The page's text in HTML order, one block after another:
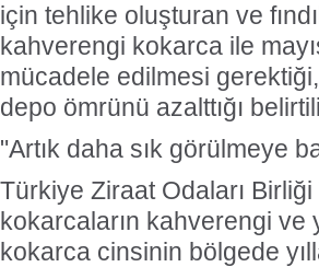
için tehlike oluşturan ve
kahverengi kokarca ile
mücadele edilmesi
depo ömrünü azalttığı
"Artık daha sık görülmeye
Türkiye Ziraat Odaları
kokarcaların kahverengi
kokarca cinsinin bölgede